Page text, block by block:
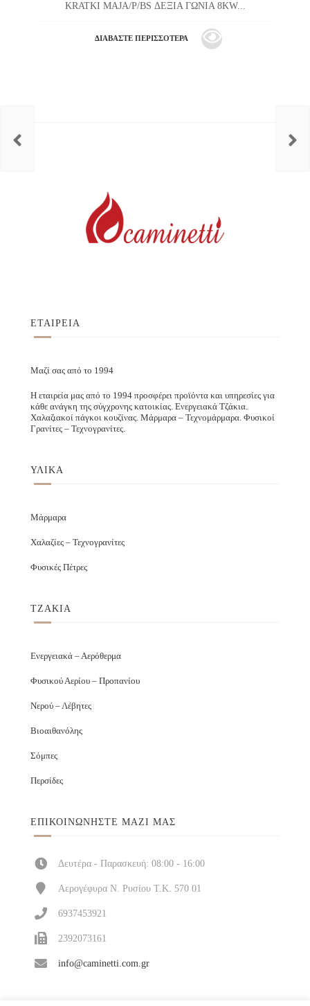
KRATKI MAJA/P/BS ΔΕΞΙΑ ΓΩΝΙΑ 8KW...
ΔΙΑΒΆΣΤΕ ΠΕΡΙΣΣΌΤΕΡΑ
ΕΤΑΙΡΕΙΑ
Μαζί σας από το 1994
Η εταιρεία μας από το 1994 προσφέρει προϊόντα και υπηρεσίες για
κάθε ανάγκη της σύγχρονης κατοικίας. Ενεργειακά Τζάκια.
Χαλαζιακοί πάγκοι κουζίνας. Μάρμαρα – Τεχνομάρμαρα. Φυσικοί
Γρανίτες – Τεχνογρανίτες.
ΥΛΙΚΑ
Μάρμαρα
Χαλαζίες – Τεχνογρανίτες
Φυσικές Πέτρες
ΤΖΑΚΙΑ
Ενεργειακά – Αερόθερμα
Φυσικού Αερίου – Προπανίου
Νερού – Λέβητες
Βιοαιθανόλης
Σόμπες
Περσίδες
ΕΠΙΚΟΙΝΩΝΉΣΤΕ ΜΑΖΊ ΜΑΣ
Δευτέρα - Παρασκευή: 08:00 - 16:00
Αερογέφυρα Ν. Ρυσίου Τ.Κ. 570 01
6937453921
2392073161
info@caminetti.com.gr